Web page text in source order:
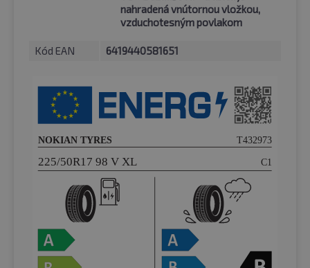
nahradená vnútornou vložkou,
vzduchotesným povlakom
Kód EAN 6419440581651